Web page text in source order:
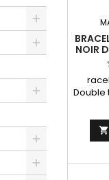
NOIR
Double
cuir
